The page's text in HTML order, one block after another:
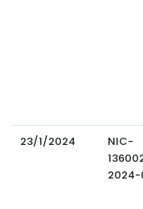
23/1/2024
NIC-